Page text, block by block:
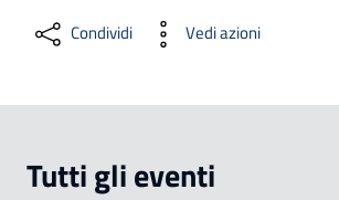
Condividi Vedi azioni
Tutti gli eventi